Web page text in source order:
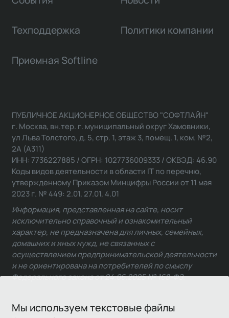
Мы используем текстовые файлы
Техподдержка Политики компании
Приемная Softline
ПУБЛИЧНОЕ АКЦИОНЕРНОЕ ОБЩЕСТВО "СОФТЛАЙН"
г. Москва, вн.тер. г. муниципальный округ Хамовники,
ул Льва Толстого, д. 5, стр. 1, этаж 3, помещ. 1, ком. №2,
2А (А311)
ИНН: 7736227885 / ОГРН: 1027736009333 / ОКВЭД: 46.90
Коды видов деятельности в области IT по перечню,
утвержденному Приказом Минцифры России от 11 мая
2023 г. № 449: 2.01, 27.01, 4.01
Информация, представленная на сайте, носит
исключительно справочный и ознакомительный
характер, не предназначена для личных, семейных,
домашних и иных нужд, не связанных с
осуществлением предпринимательской деятельности
и не ориентирована на потребителей по смыслу
Федерального закона от 24.06.2025 № 168-ФЗ.